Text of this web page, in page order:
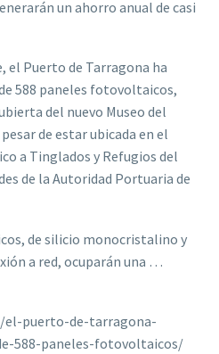
un ahorro anual de casi
el Puerto de Tarragona ha
588 paneles fotovoltaicos,
del nuevo Museo del
de estar ubicada en el
a Tinglados y Refugios del
de la Autoridad Portuaria de
de silicio monocristalino y
a red, ocuparán una …
puerto-de-tarragona-
588-paneles-fotovoltaicos/